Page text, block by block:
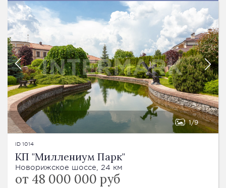
1 9
ID 1014
КП "Миллениум Парк"
Новорижское шоссе, 24 км
от 48 000 000 руб